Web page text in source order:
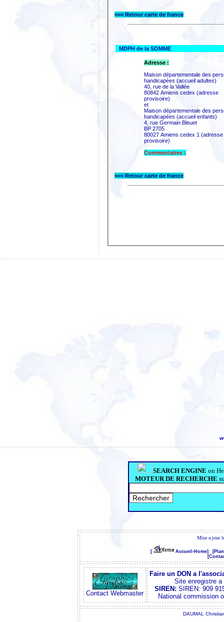
<<< Retour carte de france
MDPH de la SOMME
Adresse :
Maison départementale des
handicapées (accueil adultes)
40, rue de la Vallée
80842 Amiens cedex (adresse
provisoire)
et
Maison départementale des
handicapées (accueil enfants)
4, rue Germain Bleuet
BP 2705
80027 Amiens cedex 1 (adresse
provisoire)
Commentaires :
<<< Retour carte de france
SEARCH ENGINE on
MOTEUR DE RECHERCHE
Mise a jour
[ Accueil-Home]
Contact Webmaster
Faire un DON a
Site enregistre
SIREN: SIREN: 909
National commission
DAUMAL